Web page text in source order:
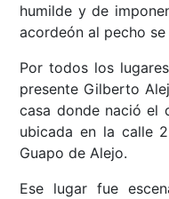
humilde y de
acordeón al pecho
Por todos los
presente Gilberto
casa donde nació el
ubicada en la calle
Guapo de Alejo.
Ese lugar fue